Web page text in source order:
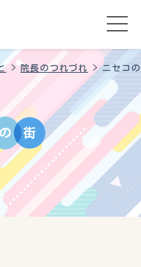
>院長のつれづれ >ニセコ
の 街